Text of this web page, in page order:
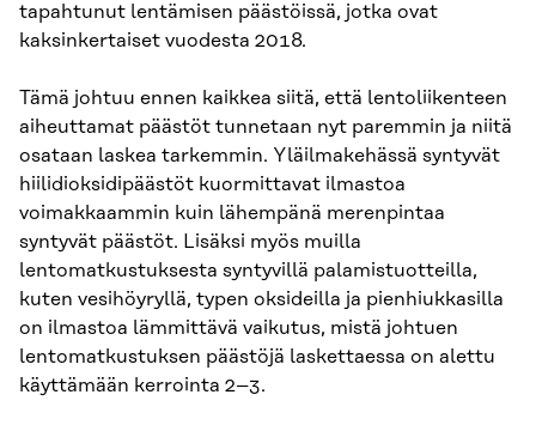
tapahtunut lentämisen päästöissä, jotka ovat
kaksinkertaiset vuodesta 2018.
Tämä johtuu ennen kaikkea siitä, että lentoliikenteen
aiheuttamat päästöt tunnetaan nyt paremmin ja niitä
osataan laskea tarkemmin. Yläilmakehässä syntyvät
hiilidioksidipäästöt kuormittavat ilmastoa
voimakkaammin kuin lähempänä merenpintaa
syntyvät päästöt. Lisäksi myös muilla
lentomatkustuksesta syntyvillä palamistuotteilla,
kuten vesihöyryllä, typen oksideilla ja pienhiukkasilla
on ilmastoa lämmittävä vaikutus, mistä johtuen
lentomatkustuksen päästöjä laskettaessa on alettu
käyttämään kerrointa 2–3.